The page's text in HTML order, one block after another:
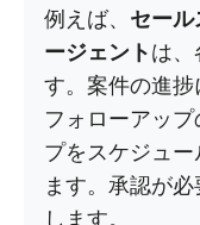
例えば、 セー
ージェントは、
す。案件の進捗
フォローアッ
プをスケジュ
ます。承認が
します。